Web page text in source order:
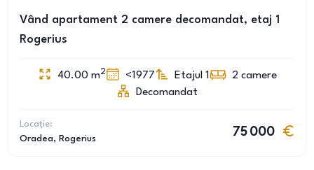
Vând apartament 2 camere decomandat, etaj 1
Rogerius
40.00 m2 <1977 Etajul 1 2 camere
Decomandat
Locație:
Oradea, Rogerius
75 000